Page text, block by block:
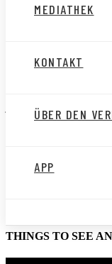
MEDIATHEK
KONTAKT
ÜBER DEN
APP
Lorem ipsum proin
sollicitudin, lorem
nec sagittis sem nibh
cursus a sit amet
tellus a odio tincidunt
consequat auctor eu
torquent per conubia
justo. Nullam ac urna
consequat elis.
Proin gravida nibh
lorem quis bibendum
sem nibh id elit. Duis
amet mauris. Morbi
tincidunt auctor a
THINGS TO SEE